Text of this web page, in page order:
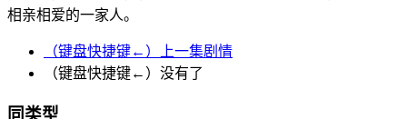
相亲相爱的一家人。
（键盘快捷键←）上一集剧情
（键盘快捷键←）没有了
同类型